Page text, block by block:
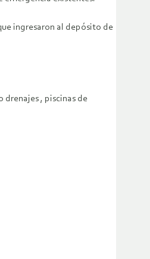
ingresaron al depósito de
, piscinas de